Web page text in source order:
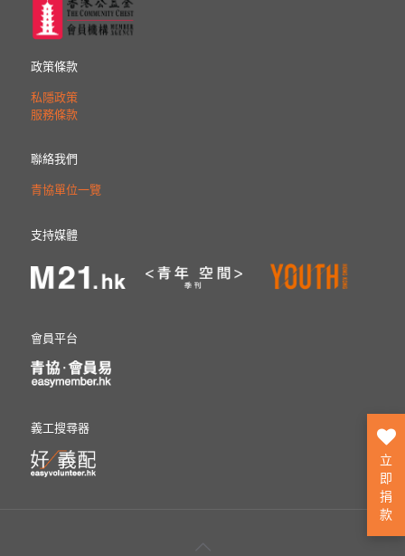
政策條款
私隱政策
服務條款
聯絡我們
青協單位一覽
支持媒體
會員平台
義工搜尋器
立
即
捐
款